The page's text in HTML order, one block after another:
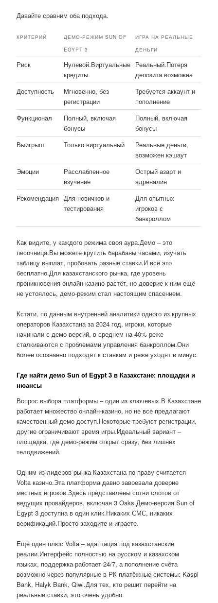
Давайте сравним оба подхода.
КРИТЕРИЙ
ДЕМО-РЕЖИМ SUN OF
EGYPT 3
ИГРА НА РЕАЛЬНЫЕ
ДЕНЬГИ
Риск
Нулевой.Виртуальные
кредиты
Реальный.Потеря
депозита возможна
Доступность
Мгновенно, без
регистрации
Требуется аккаунт и
пополнение
Функционал
Полный, включая
бонусы
Полный, включая
бонусы
Выигрыш
Только виртуальный
Реальные деньги,
возможен кэшаут
Эмоции
Расслабленное
изучение
Острый азарт и
адреналин
Рекомендация Для новичков и
тестирования
Для опытных
игроков с
банкроллом
Как видите, у каждого режима своя аура.Демо – это
песочница.Вы можете крутить барабаны часами, изучать
таблицу выплат, пробовать разные ставки.И всё это
бесплатно.Для казахстанского рынка, где уровень
проникновения онлайн-казино растёт, но доверие к ним ещё
не устоялось, демо-режим стал настоящим спасением.
Кстати, по данным внутренней аналитики одного из крупных
операторов Казахстана за 2024 год, игроки, которые
начинали с демо-версий, в среднем на 40% реже
сталкиваются с проблемами управления банкроллом.Они
более осознанно подходят к ставкам и реже уходят в минус.
Где найти демо Sun of Egypt 3 в Казахстане: площадки и
нюансы
Вопрос выбора платформы – один из ключевых.В Казахстане
работает множество онлайн-казино, но не все предлагают
качественный демо-доступ.Некоторые требуют регистрации,
другие ограничивают время игры.Идеальный вариант –
площадка, где демо-режим открыт сразу, без лишних
телодвижений.
Одним из лидеров рынка Казахстана по праву считается
Volta казино.Эта платформа давно завоевала доверие
местных игроков.Здесь представлены сотни слотов от
ведущих провайдеров, включая 3 Oaks.Демо-версия Sun of
Egypt 3 доступна в один клик.Никаких СМС, никаких
верификаций.Просто заходите и играете.
Ещё один плюс Volta – адаптация под казахстанские
реалии.Интерфейс полностью на русском и казахском
языках, поддержка работает 24/7, а пополнение счёта
возможно через популярные в РК платёжные системы: Kaspi
Bank, Halyk Bank, Qiwi.Для тех, кто решит перейти на
реальные ставки, это очень удобно.